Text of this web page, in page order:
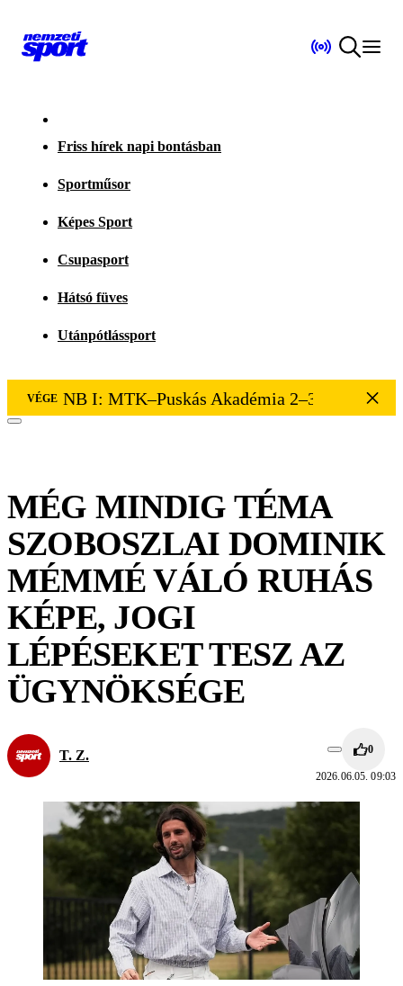
Friss hírek napi bontásban
Sportműsor
Képes Sport
Csupasport
Hátsó füves
Utánpótlássport
VÉGE NB I: MTK–Puskás Akadémia 2–3
MÉG MINDIG TÉMA
SZOBOSZLAI DOMINIK
MÉMMÉ VÁLÓ RUHÁS
KÉPE, JOGI
LÉPÉSEKET TESZ AZ
ÜGYNÖKSÉGE
T. Z. 0
2026.06.05. 09:03